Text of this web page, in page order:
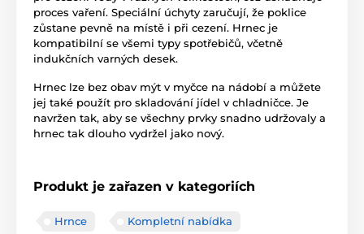
proces vaření. Speciální úchyty zaručují, že poklice
zůstane pevně na místě i při cezení. Hrnec je
kompatibilní se všemi typy spotřebičů, včetně
indukčních varných desek.
Hrnec lze bez obav mýt v myčce na nádobí a můžete
jej také použít pro skladování jídel v chladničce. Je
navržen tak, aby se všechny prvky snadno udržovaly a
hrnec tak dlouho vydržel jako nový.
Produkt je zařazen v kategoriích
Hrnce Kompletní nabídka